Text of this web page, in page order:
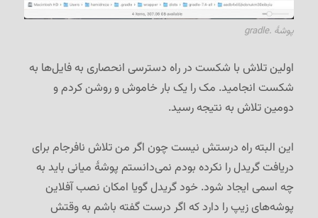
پوشهٔ .gradle
اولین تلاش با شکست در راه دسترسی انحصاری به فایل‌ها به
شکست انجامید. مک را یک بار خاموش و روشن کردم و
دومین تلاش به نتیجه رسید.
این البته راه درستش نیست چون اگر من تلاش نافرجام برای
دریافت گریدل را نکرده بودم نمی‌دانستم پوشهٔ میانی باید به
چه اسمی ایجاد شود. خود گریدل گویا امکان نصب آفلاین
پوشه‌های زیپ را دارد که اگر درست گفته باشم به وقتش